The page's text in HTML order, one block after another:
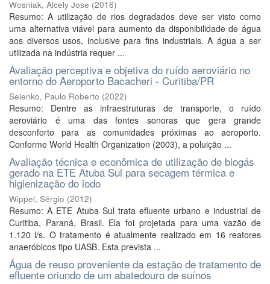
Wosniak, Alcely Jose (2016)
Resumo: A utilização de rios degradados deve ser visto como
uma alternativa viável para aumento da disponibilidade de água
aos diversos usos, inclusive para fins industriais. A água a ser
utilizada na indústria requer ...
Avaliação perceptiva e objetiva do ruído aeroviário no
entorno do Aeroporto Bacacheri - Curitiba/PR
Selenko, Paulo Roberto (2022)
Resumo: Dentre as infraestruturas de transporte, o ruído
aeroviário é uma das fontes sonoras que gera grande
desconforto para as comunidades próximas ao aeroporto.
Conforme World Health Organization (2003), a poluição ...
Avaliação técnica e econômica de utilização de biogás
gerado na ETE Atuba Sul para secagem térmica e
higienização do iodo
Wippel, Sérgio (2012)
Resumo: A ETE Atuba Sul trata efluente urbano e industrial de
Curitiba, Paraná, Brasil. Ela foi projetada para uma vazão de
1.120 l/s. O tratamento é atualmente realizado em 16 reatores
anaeróbicos tipo UASB. Esta prevista ...
Água de reuso proveniente da estação de tratamento de
efluente oriundo de um abatedouro de suínos